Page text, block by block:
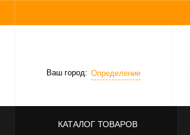
Ваш город: Определение
КАТАЛОГ ТОВАРОВ